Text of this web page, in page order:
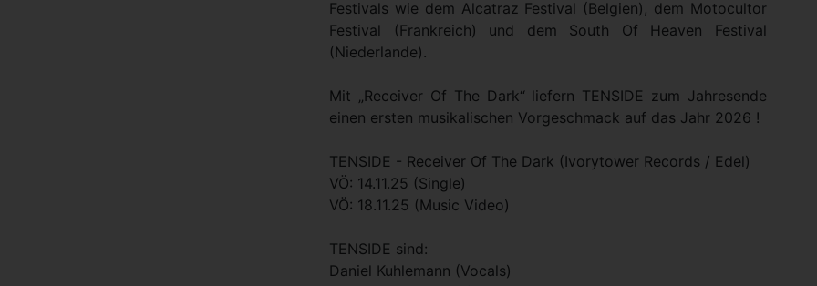
Festivals wie dem Alcatraz Festival (Belgien), dem Motocultor
Festival (Frankreich) und dem South Of Heaven Festival
(Niederlande).
Mit „Receiver Of The Dark“ liefern TENSIDE zum Jahresende
einen ersten musikalischen Vorgeschmack auf das Jahr 2026 !
TENSIDE - Receiver Of The Dark (Ivorytower Records / Edel)
VÖ: 14.11.25 (Single)
VÖ: 18.11.25 (Music Video)
TENSIDE sind:
Daniel Kuhlemann (Vocals)